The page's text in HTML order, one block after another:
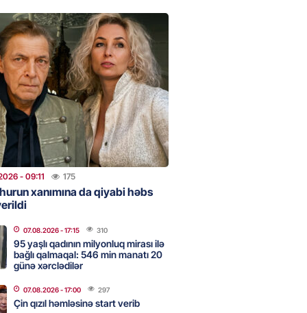
evlənməsə yaxşıdır” —
- 15:37 204
İlham Əliyev müharibəni
həm də sülhü qazandı!” –
- 14:50 171
oğlu türkcə danışdı
- 14:39
Prezident İlham Əliyevə
- 09:11 175
xanımına da qiyabi həbs
07.08.2026- 17:15 310
95 yaşlı qadının milyonluq mirası ilə
bağlı qalmaqal: 546 min manatı 20
günə xərclədilər
07.08.2026- 17:00 297
Çin qızıl həmləsinə start verib